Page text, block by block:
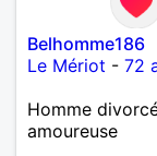
Belhomme186
Le Mériot - 72
Homme
amoureuse